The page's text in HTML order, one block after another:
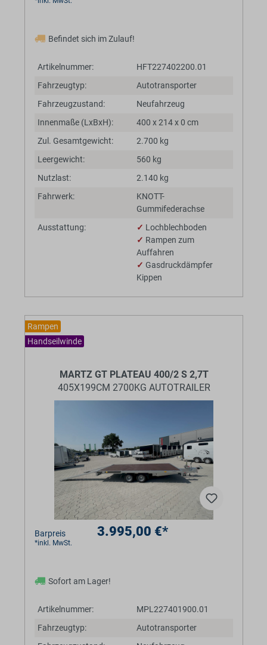
Befindet sich im Zulauf!
Artikelnummer:
HFT227402200.01
Fahrzeugtyp:
Autotransporter
Fahrzeugzustand:
Neufahrzeug
Innenmaße (LxBxH):
400 x 214 x 0 cm
Zul. Gesamtgewicht:
2.700 kg
Leergewicht:
560 kg
Nutzlast:
2.140 kg
Fahrwerk:
KNOTT-
Gummifederachse
Ausstattung:
✓ Lochblechboden
✓ Rampen zum
Auffahren
✓ Gasdruckdämpfer
Kippen
Rampen
Handseilwinde
MARTZ GT PLATEAU 400/2 S 2,7T
405X199CM 2700KG AUTOTRAILER
Barpreis 3.995,00 €*
*inkl. MwSt.
Sofort am Lager!
Artikelnummer:
MPL227401900.01
Fahrzeugtyp:
Autotransporter